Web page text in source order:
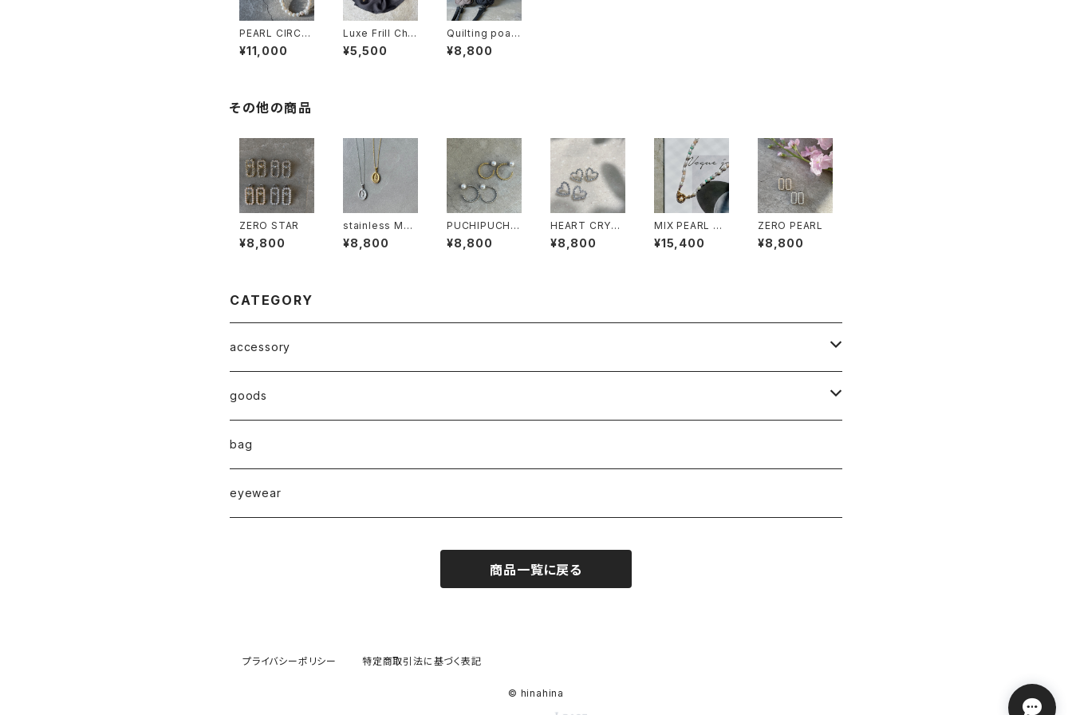
PEARL CIRCLE
BROACH Msi
ze
¥11,000
Luxe Frill Cho
uchou
¥5,500
Quilting poac
h iphone case
¥8,800
その他の商品
ZERO STAR
¥8,800
stainless MAR
IA NC
¥8,800
PUCHIPUCHI
PEARL HOOP
¥8,800
HEART CRYST
AL
¥8,800
MIX PEARL NE
CKLACE
¥15,400
ZERO PEARL
¥8,800
CATEGORY
accessory
◇ZERO series◇
◇enclosure series◇(封入)
◇puchipuchi series◇
goods
broach
i phone case
bag
eyewear
商品一覧に戻る
プライバシーポリシー 特定商取引法に基づく表記
© hinahina